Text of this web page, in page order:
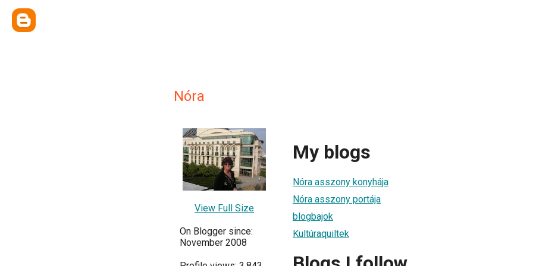
Nóra
View Full Size
On Blogger since:
November 2008
My blogs
Nóra asszony konyhája
Nóra asszony portája
blogbajok
Kultúraquiltek